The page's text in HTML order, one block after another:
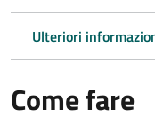
Ulteriori
Come fare